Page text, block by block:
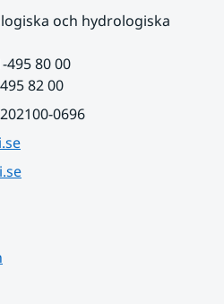
och hydrologiska
495 80 00
82 00
0696